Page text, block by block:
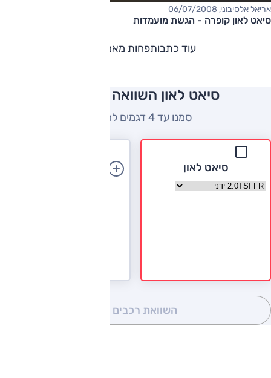
אריאל אלסיבוני, 06/07/2008
סיאט לאון קופרה - הגשת מועמדות
עוד כתבותפחות מאמרים
סיאט לאון השוואה למתחרים
סמנו עד 4 דגמים להשוואה
סיאט לאון
בחר גרסה סיאט לאון
השוואת רכבים